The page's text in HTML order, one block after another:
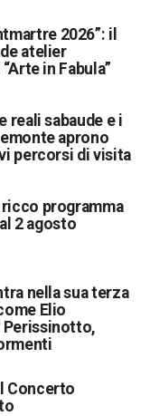
2026”: il
atelier
in Fabula”
reali sabaude e i
aprono
percorsi di visita
programma
2 agosto
nella sua terza
Elio
Perissinotto,
Concerto